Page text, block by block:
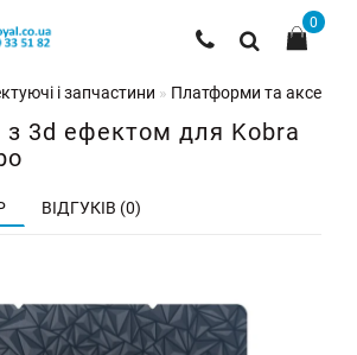
0
і запчастини Платформи та
3d ефектом для Kobra
ВІДГУКІВ (0)